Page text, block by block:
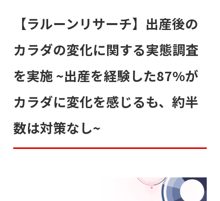
【ラルーンリサーチ】出産後の
カラダの変化に関する実態調査
を実施 ~出産を経験した87%が
カラダに変化を感じるも、約半
数は対策なし~